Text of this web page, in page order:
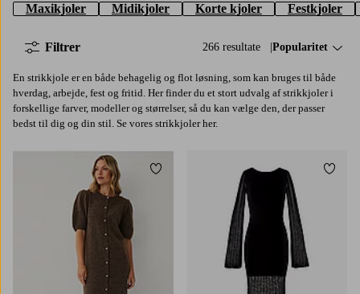
Maxikjoler Midikjoler Korte kjoler Festkjoler
266 resultate Sorter efter:
Popularitet
Filtrer
En strikkjole er en både behagelig og flot løsning, som kan bruges til både
hverdag, arbejde, fest og fritid. Her finder du et stort udvalg af strikkjoler i
forskellige farver, modeller og størrelser, så du kan vælge den, der passer
bedst til dig og din stil. Se vores strikkjoler her.
Tilføj til favoritter